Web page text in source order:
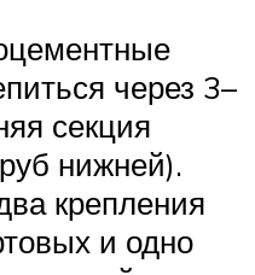
через 3–
секция
нижней).
крепления
и одно